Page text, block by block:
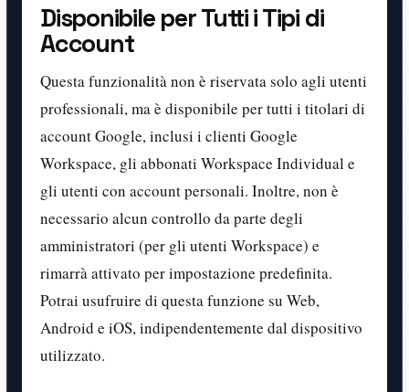
Disponibile per Tutti i Tipi di
Account
Questa funzionalità non è riservata solo agli utenti
professionali, ma è disponibile per tutti i titolari di
account Google, inclusi i clienti Google
Workspace, gli abbonati Workspace Individual e
gli utenti con account personali. Inoltre, non è
necessario alcun controllo da parte degli
amministratori (per gli utenti Workspace) e
rimarrà attivato per impostazione predefinita.
Potrai usufruire di questa funzione su Web,
Android e iOS, indipendentemente dal dispositivo
utilizzato.